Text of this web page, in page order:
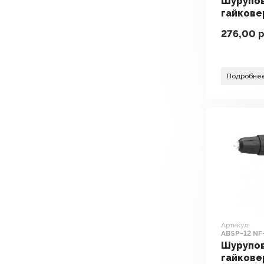
DWT
276,00
Артикул:
ABSP-12
АКБ, кейс)